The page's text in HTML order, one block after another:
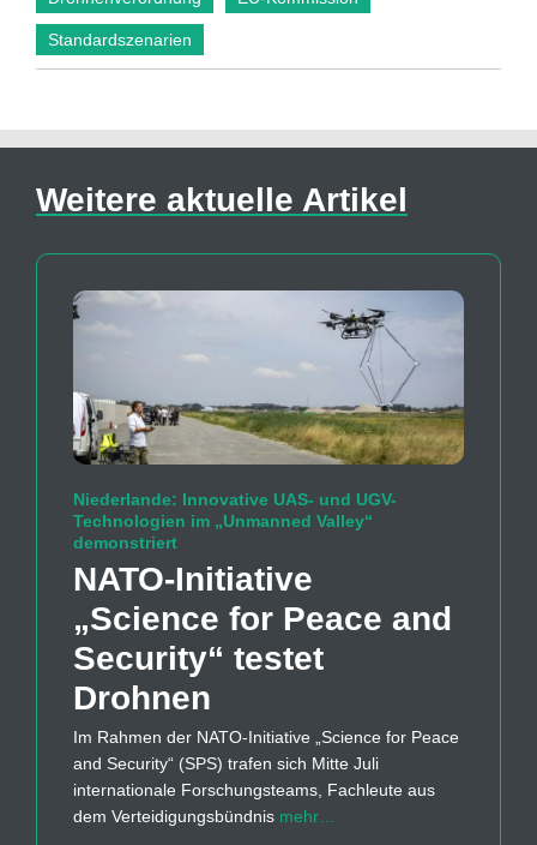
Standardszenarien
Weitere aktuelle Artikel
Niederlande: Innovative UAS- und UGV-
Technologien im „Unmanned Valley“
demonstriert
NATO-Initiative
„Science for Peace and
Security“ testet
Drohnen
Im Rahmen der NATO-Initiative „Science for Peace
and Security“ (SPS) trafen sich Mitte Juli
internationale Forschungsteams, Fachleute aus
dem Verteidigungsbündnis mehr…